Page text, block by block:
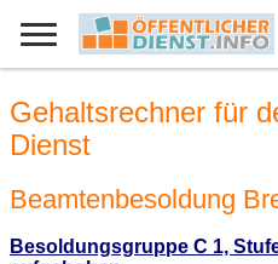
Gehaltsrechner für
Dienst
Beamtenbesoldung
Besoldungsgruppe C 1,